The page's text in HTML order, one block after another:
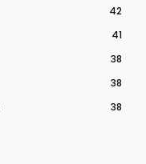
42
41
38
38
38